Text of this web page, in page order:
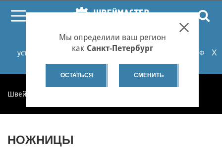
При проблемах с онлайн-оплатой заказов на сайте
установите российские сертификаты НУЦ Минцифры РФ
или используйте Яндекс.Браузер.Подробнее...
X
Мы определили ваш регион
как Санкт-Петербург
ОСТАТЬСЯ СМЕНИТЬ
Швеймастер
НОЖНИЦЫ